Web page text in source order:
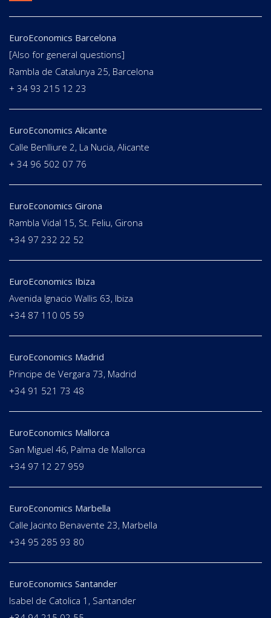
EuroEconomics Barcelona
[Also for general questions]
Rambla de Catalunya 25, Barcelona
+ 34 93 215 12 23
EuroEconomics Alicante
Calle Benlliure 2, La Nucia, Alicante
+ 34 96 502 07 76
EuroEconomics Girona
Rambla Vidal 15, St. Feliu, Girona
+34 97 232 22 52
EuroEconomics Ibiza
Avenida Ignacio Wallis 63, Ibiza
+34 87 110 05 59
EuroEconomics Madrid
Principe de Vergara 73, Madrid
+34 91 521 73 48
EuroEconomics Mallorca
San Miguel 46, Palma de Mallorca
+34 97 12 27 959
EuroEconomics Marbella
Calle Jacinto Benavente 23, Marbella
+34 95 285 93 80
EuroEconomics Santander
Isabel de Catolica 1, Santander